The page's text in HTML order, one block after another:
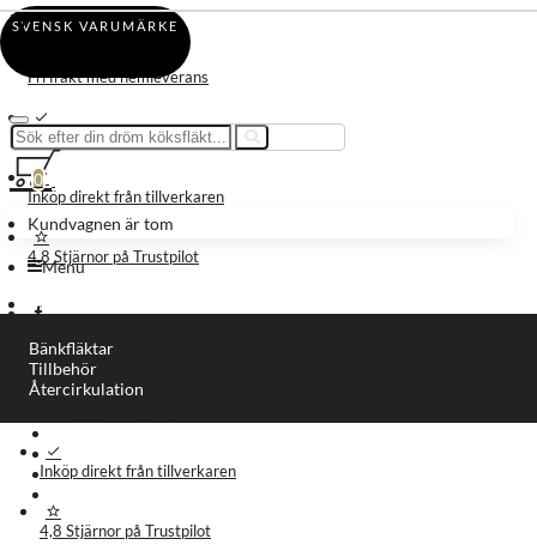
Din kundvagn
Fri frakt med hemleverans
Öppet köp 14 dagar
Inköp direkt från tillverkaren
4,8 Stjärnor på Trustpilot
0
Kundvagnen är tom
Menu
Meny
Bänkfläktar
Tillbehör
Återcirkulation
Leverans information
Om oss
Fri frakt med hemleverans
Inköp direkt från tillverkaren
4,8 Stjärnor på Trustpilot
SVENSK VARUMÄRKE